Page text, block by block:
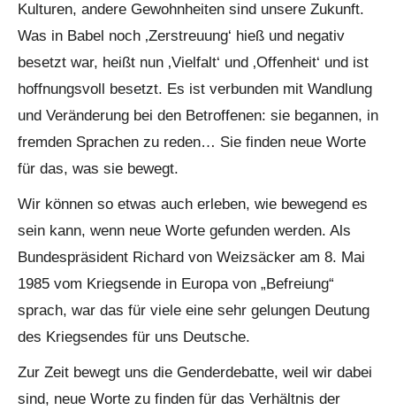
Kulturen, andere Gewohnheiten sind unsere Zukunft.
Was in Babel noch ‚Zerstreuung‘ hieß und negativ
besetzt war, heißt nun ‚Vielfalt‘ und ‚Offenheit‘ und ist
hoffnungsvoll besetzt. Es ist verbunden mit Wandlung
und Veränderung bei den Betroffenen: sie begannen, in
fremden Sprachen zu reden… Sie finden neue Worte
für das, was sie bewegt.
Wir können so etwas auch erleben, wie bewegend es
sein kann, wenn neue Worte gefunden werden. Als
Bundespräsident Richard von Weizsäcker am 8. Mai
1985 vom Kriegsende in Europa von „Befreiung“
sprach, war das für viele eine sehr gelungen Deutung
des Kriegsendes für uns Deutsche.
Zur Zeit bewegt uns die Genderdebatte, weil wir dabei
sind, neue Worte zu finden für das Verhältnis der